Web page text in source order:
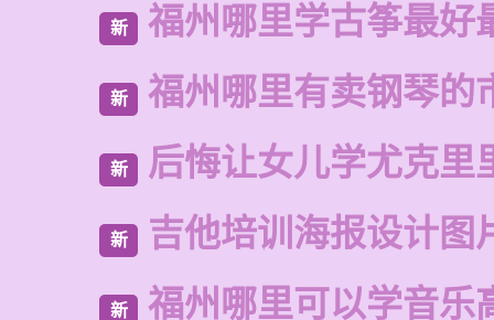
新 福州哪里学古筝最好
新 福州哪里有卖钢琴的
新 后悔让女儿学尤克里
新 吉他培训海报设计图
新 福州哪里可以学音乐